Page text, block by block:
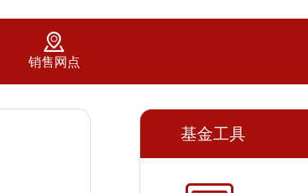
07-23
2026-
07-22
1.1349 1.1349
销售网点
基金工具